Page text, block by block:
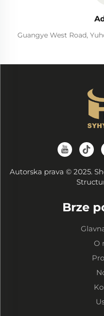
Guangye West Road,
Autorska prava © 2025.
Brze
O